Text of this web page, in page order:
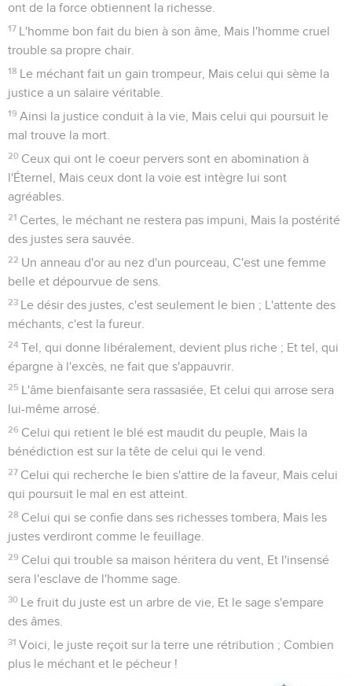
ont de la force obtiennent la richesse.
17 L'homme bon fait du bien à son âme, Mais l'homme cruel
trouble sa propre chair.
18 Le méchant fait un gain trompeur, Mais celui qui sème la
justice a un salaire véritable.
19 Ainsi la justice conduit à la vie, Mais celui qui poursuit le
mal trouve la mort.
20 Ceux qui ont le coeur pervers sont en abomination à
l'Éternel, Mais ceux dont la voie est intègre lui sont
agréables.
21 Certes, le méchant ne restera pas impuni, Mais la postérité
des justes sera sauvée.
22 Un anneau d'or au nez d'un pourceau, C'est une femme
belle et dépourvue de sens.
23 Le désir des justes, c'est seulement le bien ; L'attente des
méchants, c'est la fureur.
24 Tel, qui donne libéralement, devient plus riche ; Et tel, qui
épargne à l'excès, ne fait que s'appauvrir.
25 L'âme bienfaisante sera rassasiée, Et celui qui arrose sera
lui-même arrosé.
26 Celui qui retient le blé est maudit du peuple, Mais la
bénédiction est sur la tête de celui qui le vend.
27 Celui qui recherche le bien s'attire de la faveur, Mais celui
qui poursuit le mal en est atteint.
28 Celui qui se confie dans ses richesses tombera, Mais les
justes verdiront comme le feuillage.
29 Celui qui trouble sa maison héritera du vent, Et l'insensé
sera l'esclave de l'homme sage.
30 Le fruit du juste est un arbre de vie, Et le sage s'empare
des âmes.
31 Voici, le juste reçoit sur la terre une rétribution ; Combien
plus le méchant et le pécheur !